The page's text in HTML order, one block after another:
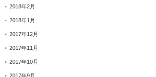
2018年2月
2018年1月
2017年12月
2017年11月
2017年10月
2017年9月